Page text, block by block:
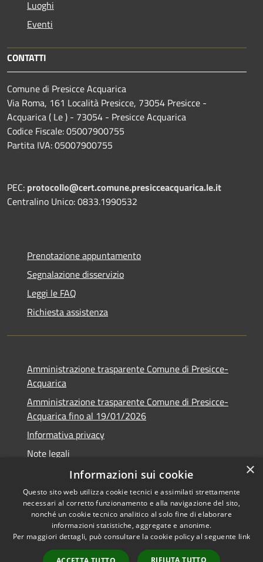
Luoghi
Eventi
CONTATTI
Comune di Presicce Acquarica
Via Roma, 161 Località Presicce, 73054 Presicce -
Acquarica ( Le ) - 73054 - Presicce Acquarica
Codice Fiscale: 05007900755
Partita IVA: 05007900755
PEC: protocollo@cert.comune.presicceacquarica.le.it
Centralino Unico: 0833.1990532
Prenotazione appuntamento
Segnalazione disservizio
Leggi le FAQ
Richiesta assistenza
Amministrazione trasparente Comune di Presicce-
Acquarica
Amministrazione trasparente Comune di Presicce-
Acquarica fino al 19/01/2026
Informativa privacy
Note legali
Dichiarazione di accessibilità
RSS
Accessibilità
Copyright © 2026 • Comune di
×
Informazioni sui cookie
Questo sito web utilizza cookie tecnici e assimilati strettamente
necessari al corretto funzionamento e alla navigazione del sito,
nonché un cookie tecnico analitico al solo fine di elaborare
informazioni statistiche, aggregate e anonime.
Per maggiori dettagli, può consultare la cookie policy al seguente link
RIFIUTA TUTTO